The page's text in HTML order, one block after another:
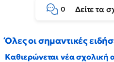
0 Δείτε τα
Όλες οι σημαντικές
Καθιερώνεται νέα σχολική